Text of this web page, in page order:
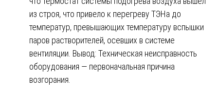
из строя, что привело к перегреву ТЭНа до
температур, превышающих температуру вспышки
паров растворителей, осевших в системе
вентиляции. Вывод: Техническая неисправность
оборудования — первоначальная причина
возгорания.